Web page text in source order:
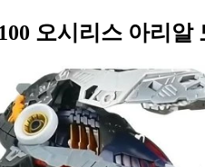
오시리스 아리